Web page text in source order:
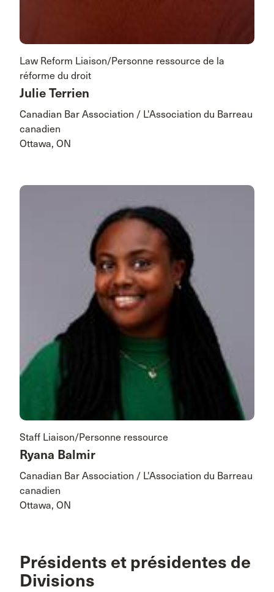
Law Reform Liaison/Personne ressource de la
réforme du droit
Julie Terrien
Canadian Bar Association / L'Association du Barreau
canadien
Ottawa, ON
Staff Liaison/Personne ressource
Ryana Balmir
Canadian Bar Association / L'Association du Barreau
canadien
Ottawa, ON
Présidents et présidentes de
Divisions